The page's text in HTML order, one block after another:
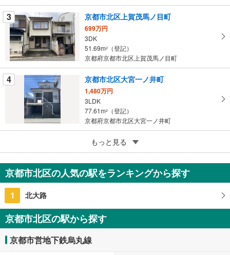
ー
ジ
に
保
存
す
る
3 京都市北区上賀茂馬ノ目町
699万円
3DK
51.69m2
（登記）
京都府京都市北区上賀茂馬ノ目町
4 京都市北区大宮一ノ井町
1,480万円
3LDK
77.61m2
（登記）
京都府京都市北区大宮一ノ井町
京都市北区紫野西蓮台野町
1億2,800万円
5SLDK
316.47m2（登記）
京都府京都市北区紫野西蓮台野町
もっと見る
京都市北区の人気の駅をランキングから探す
1 北大路
京都市北区の駅から探す
京都市営地下鉄烏丸線